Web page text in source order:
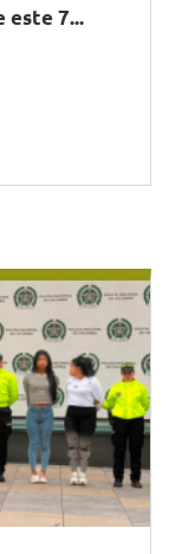
este 7...